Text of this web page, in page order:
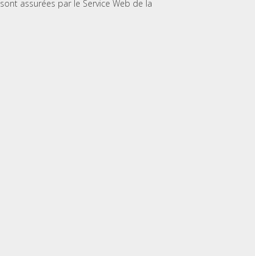
sont assurées par le Service Web de la